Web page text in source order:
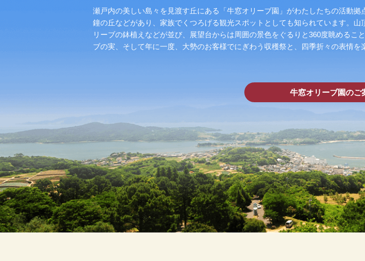
瀬戸内の美しい島々を見渡す丘にある「牛窓オリーブ園」がわたしたちの活動
鐘の丘などがあり、家族でくつろげる観光スポットとしても知られています。
リーブの鉢植えなどが並び、展望台からは周囲の景色をぐるりと360度眺める
ブの実、そして年に一度、大勢のお客様でにぎわう収穫祭と、四季折々の表情を
牛窓オリーブ園のご